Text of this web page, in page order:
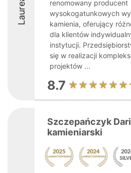
renomowany producent
wysokogatunkowych
kamienia, oferujący
dla klientów
instytucji.
się w realizacji
projektów ...
8.7
Szczepańczyk
kamieniarski